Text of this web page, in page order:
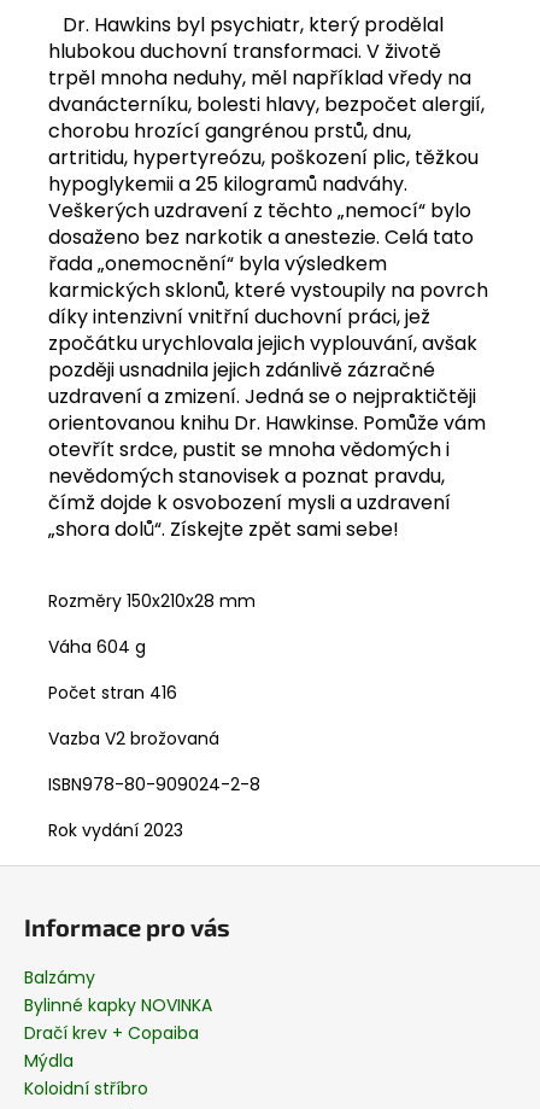
Dr. Hawkins byl psychiatr, který prodělal
hlubokou duchovní transformaci. V životě
trpěl mnoha neduhy, měl například vředy na
dvanácterníku, bolesti hlavy, bezpočet alergií,
chorobu hrozící gangrénou prstů, dnu,
artritidu, hypertyreózu, poškození plic, těžkou
hypoglykemii a 25 kilogramů nadváhy.
Veškerých uzdravení z těchto „nemocí“ bylo
dosaženo bez narkotik a anestezie. Celá tato
řada „onemocnění“ byla výsledkem
karmických sklonů, které vystoupily na povrch
díky intenzivní vnitřní duchovní práci, jež
zpočátku urychlovala jejich vyplouvání, avšak
později usnadnila jejich zdánlivě zázračné
uzdravení a zmizení. Jedná se o nejpraktičtěji
orientovanou knihu Dr. Hawkinse. Pomůže vám
otevřít srdce, pustit se mnoha vědomých i
nevědomých stanovisek a poznat pravdu,
čímž dojde k osvobození mysli a uzdravení
„shora dolů“. Získejte zpět sami sebe!
Rozměry 150x210x28 mm
Váha 604 g
Počet stran 416
Vazba V2 brožovaná
ISBN978-80-909024-2-8
Rok vydání 2023
KAKAOVÉ
MÁSLO
CRIOLLO
100G
195
Kč
Informace pro vás
Balzámy
Bylinné kapky NOVINKA
Dračí krev + Copaiba
Mýdla
Koloidní stříbro